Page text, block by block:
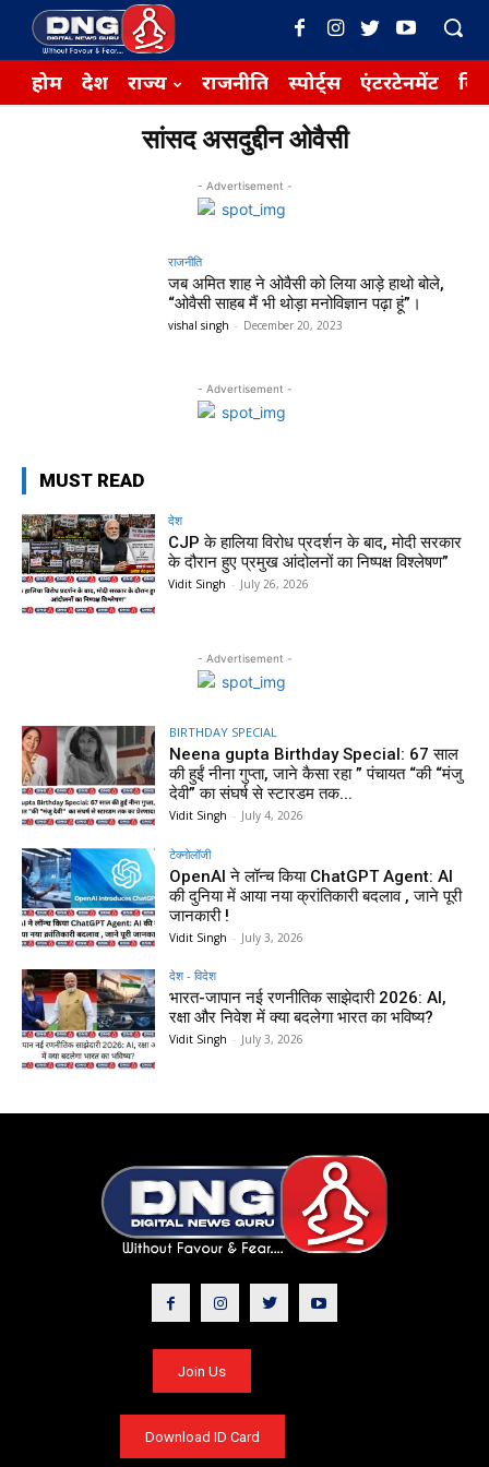
होम देश राज्य राजनीति स्पोर्ट्स एंटरटेनमेंट
सांसद असदुद्दीन ओवैसी
- Advertisement -
राजनीति
जब अमित शाह ने ओवैसी को लिया आड़े हाथो बोले,
“ओवैसी साहब मैं भी थोड़ा मनोविज्ञान पढ़ा हूं”।
vishal singh - December 20, 2023
- Advertisement -
MUST READ
देश
CJP के हालिया विरोध प्रदर्शन के बाद, मोदी सरकार
के दौरान हुए प्रमुख आंदोलनों का निष्पक्ष विश्लेषण”
Vidit Singh - July 26, 2026
- Advertisement -
BIRTHDAY SPECIAL
Neena gupta Birthday Special: 67 साल
की हुईं नीना गुप्ता, जाने कैसा रहा ” पंचायत “की “मंजु
देवी” का संघर्ष से स्टारडम तक...
Vidit Singh - July 4, 2026
टेक्नोलॉजी
OpenAI ने लॉन्च किया ChatGPT Agent: AI
की दुनिया में आया नया क्रांतिकारी बदलाव , जाने पूरी
जानकारी !
Vidit Singh - July 3, 2026
देश - विदेश
भारत-जापान नई रणनीतिक साझेदारी 2026: AI,
रक्षा और निवेश में क्या बदलेगा भारत का भविष्य?
Vidit Singh - July 3, 2026
Join Us
Download ID Card